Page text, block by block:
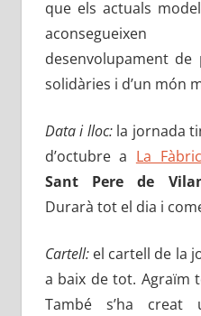
que els actuals
desenvolupament
solidàries i d’un món
Data i lloc: la jornada
d’octubre a La
Sant Pere de
Durarà tot el dia i
Cartell:el cartell de la
a baix de tot. Agraïm
També s’ha creat